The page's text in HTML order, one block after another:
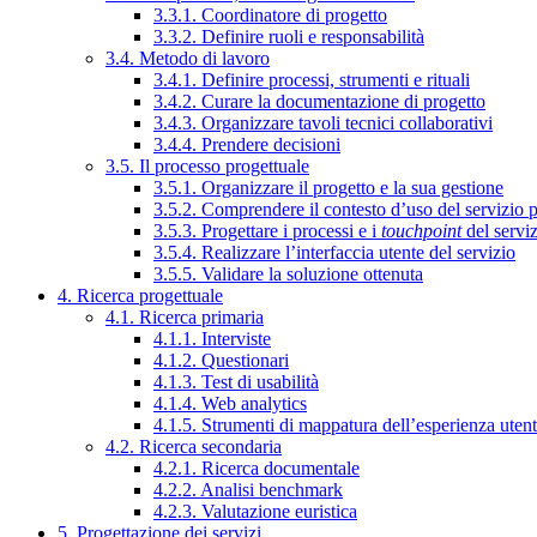
3.3.1. Coordinatore di progetto
3.3.2. Definire ruoli e responsabilità
3.4. Metodo di lavoro
3.4.1. Definire processi, strumenti e rituali
3.4.2. Curare la documentazione di progetto
3.4.3. Organizzare tavoli tecnici collaborativi
3.4.4. Prendere decisioni
3.5. Il processo progettuale
3.5.1. Organizzare il progetto e la sua gestione
3.5.2. Comprendere il contesto d’uso del servizio
3.5.3. Progettare i processi e i touchpointdel
3.5.4. Realizzare l’interfaccia utente del servizio
3.5.5. Validare la soluzione ottenuta
4. Ricerca progettuale
4.1. Ricerca primaria
4.1.1. Interviste
4.1.2. Questionari
4.1.3. Test di usabilità
4.1.4. Web analytics
4.1.5. Strumenti di mappatura dell’esperienza
4.2. Ricerca secondaria
4.2.1. Ricerca documentale
4.2.2. Analisi benchmark
4.2.3. Valutazione euristica
5. Progettazione dei servizi